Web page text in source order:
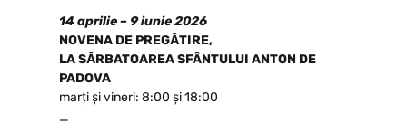
14 aprilie – 9 iunie 2026
NOVENA DE PREGĂTIRE,
LA SĂRBATOAREA SFÂNTULUI ANTON DE
PADOVA
marți și vineri: 8:00 și 18:00
_